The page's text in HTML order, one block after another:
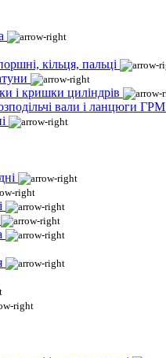
кільця, пальці
і кришки циліндрів
вали і ланцюги ГРМ